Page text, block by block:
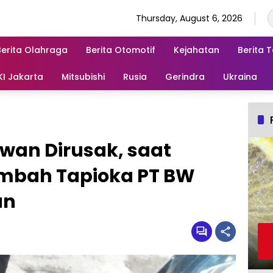
Thursday, August 6, 2026
Olahraga Berita Otomotif Kejahatan Berita
Jakarta Mitsubishi Rusia Gerindra Ukraina
Dirusak, saat
Tapioka PT BW